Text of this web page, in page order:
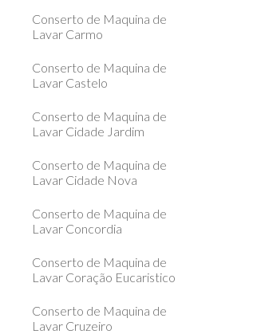
Conserto de Maquina de
Lavar Carmo
Conserto de Maquina de
Lavar Castelo
Conserto de Maquina de
Lavar Cidade Jardim
Conserto de Maquina de
Lavar Cidade Nova
Conserto de Maquina de
Lavar Concordia
Conserto de Maquina de
Lavar Coração Eucaristico
Conserto de Maquina de
Lavar Cruzeiro